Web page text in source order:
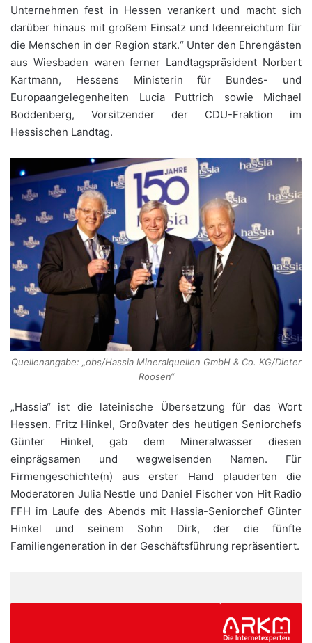
Unternehmen fest in Hessen verankert und macht sich
darüber hinaus mit großem Einsatz und Ideenreichtum für
die Menschen in der Region stark.“ Unter den Ehrengästen
aus Wiesbaden waren ferner Landtagspräsident Norbert
Kartmann, Hessens Ministerin für Bundes- und
Europaangelegenheiten Lucia Puttrich sowie Michael
Boddenberg, Vorsitzender der CDU-Fraktion im
Hessischen Landtag.
Quellenangabe: „obs/Hassia Mineralquellen GmbH & Co. KG/Dieter
Roosen“
„Hassia“ ist die lateinische Übersetzung für das Wort
Hessen. Fritz Hinkel, Großvater des heutigen Seniorchefs
Günter Hinkel, gab dem Mineralwasser diesen
einprägsamen und wegweisenden Namen. Für
Firmengeschichte(n) aus erster Hand plauderten die
Moderatoren Julia Nestle und Daniel Fischer von Hit Radio
FFH im Laufe des Abends mit Hassia-Seniorchef Günter
Hinkel und seinem Sohn Dirk, der die fünfte
Familiengeneration in der Geschäftsführung repräsentiert.